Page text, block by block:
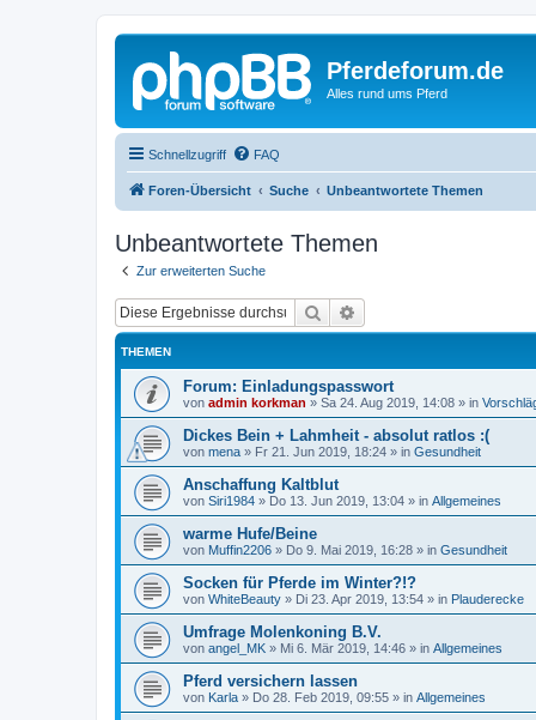
Pferdeforum.de
Alles rund ums Pferd
Schnellzugriff FAQ
Foren-Übersicht Suche Unbeantwortete Themen
Unbeantwortete Themen
Zur erweiterten Suche
Suche
THEMEN
Forum: Einladungspasswort
von admin korkman » Sa 24. Aug 2019, 14:08 » in
Dickes Bein + Lahmheit - absolut ratlos :(
von mena » Fr 21. Jun 2019, 18:24 » in Gesundheit
Anschaffung Kaltblut
von Siri1984 » Do 13. Jun 2019, 13:04 » in Allgemeines
warme Hufe/Beine
von Muffin2206 » Do 9. Mai 2019, 16:28 » in Gesundheit
Socken für Pferde im Winter?!?
von WhiteBeauty » Di 23. Apr 2019, 13:54 » in Plauderecke
Umfrage Molenkoning B.V.
von angel_MK » Mi 6. Mär 2019, 14:46 » in Allgemeines
Pferd versichern lassen
von Karla » Do 28. Feb 2019, 09:55 » in Allgemeines